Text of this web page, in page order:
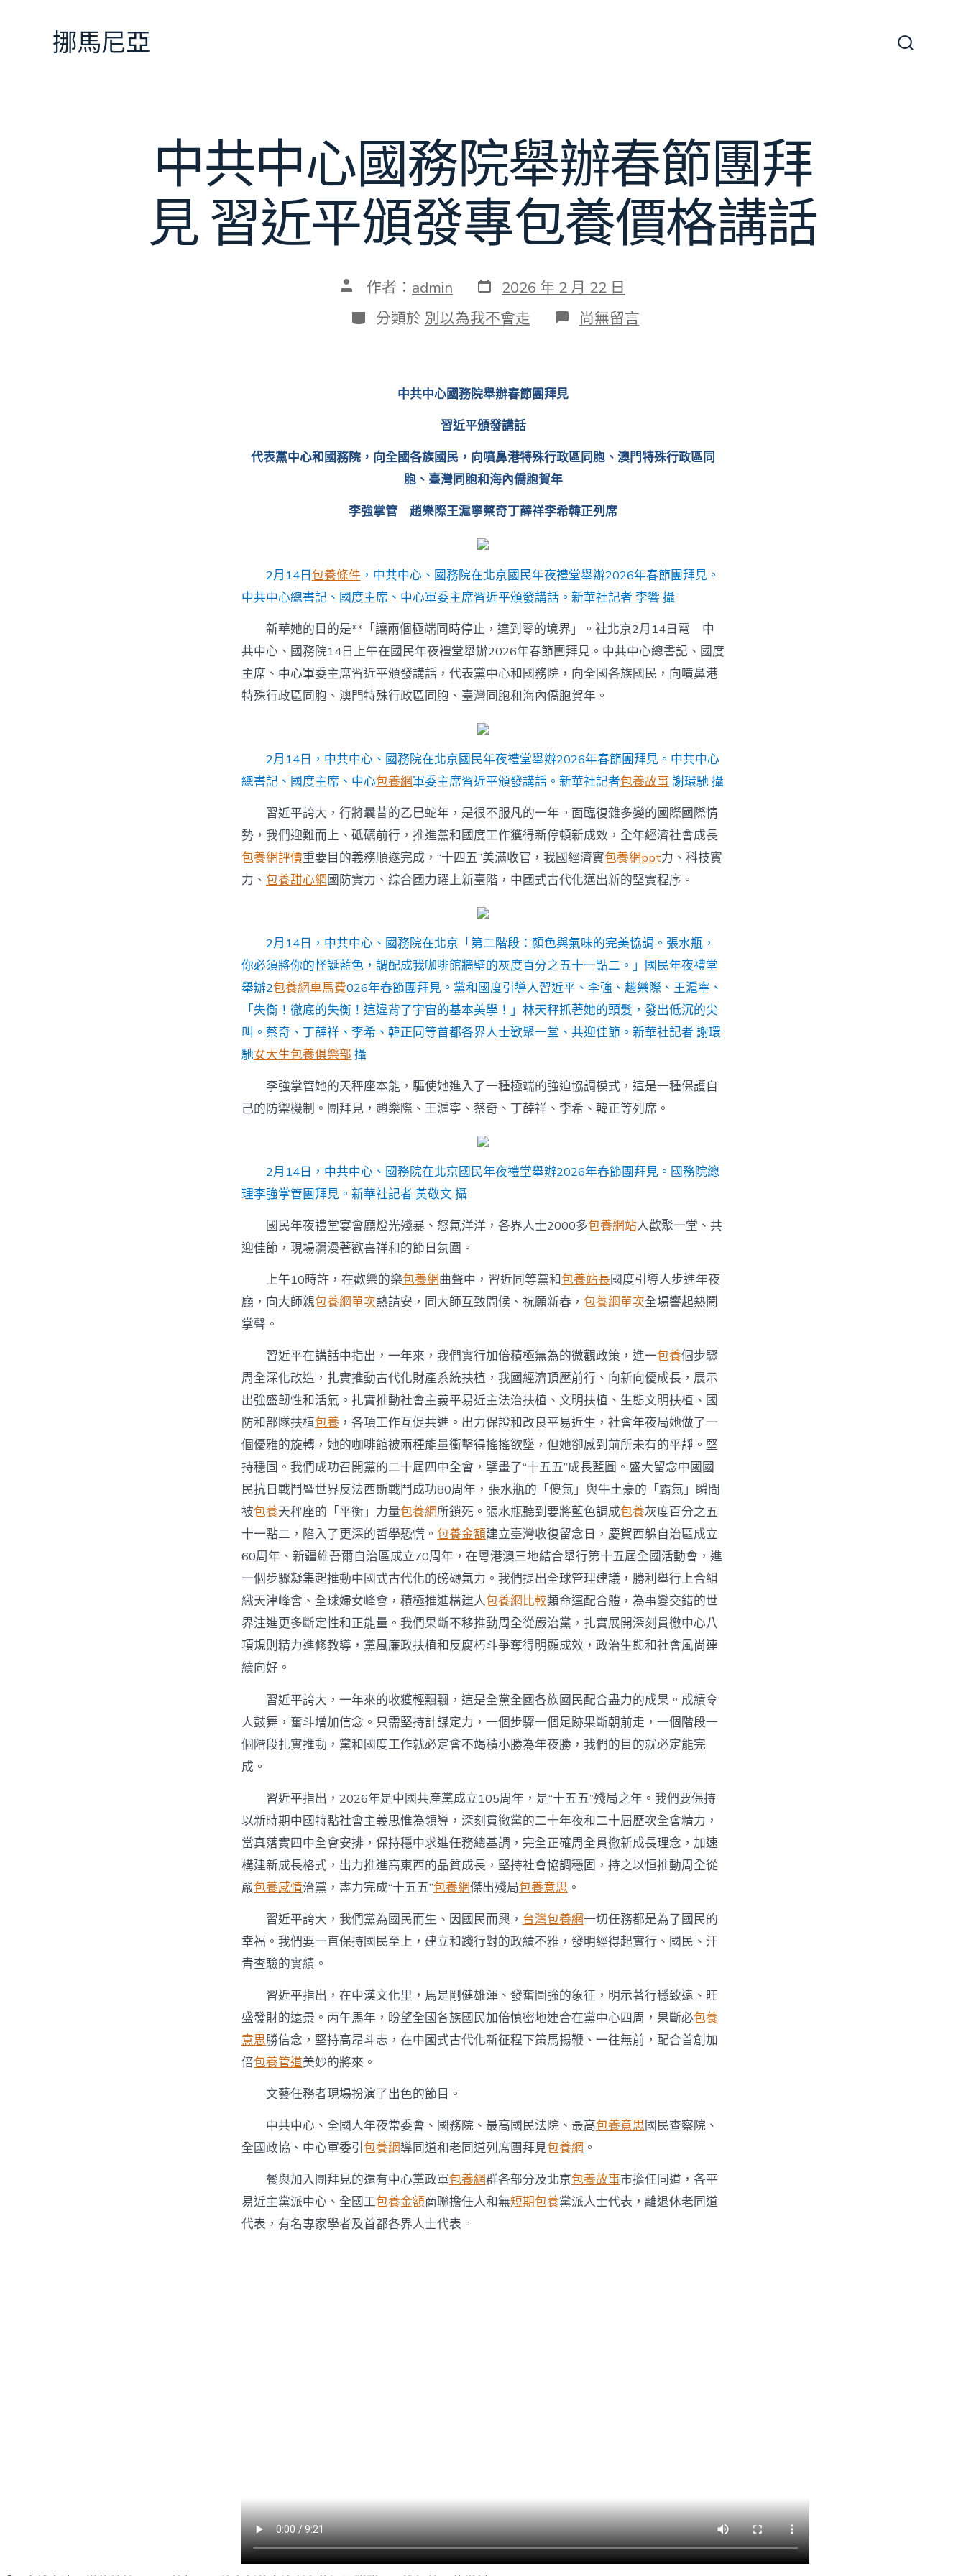
挪馬尼亞
中共中心國務院舉辦春節團拜
見 習近平頒發專包養價格講話
文
作
者
作者： admin 發
表
日
期
2026 年 2 月 22 日
分
類
分類於 別以為我不會走 在
〈中
辦
春
拜
見
頒
發
專
養
價
格
講
話〉
中
尚無留言
中共中心國務院舉辦春節團拜見
習近平頒發講話
代表黨中心和國務院，向全國各族國民，向噴鼻港特殊行政區同胞、澳門特殊行政區同
胞、臺灣同胞和海內僑胞賀年
李強掌管 趙樂際王滬寧蔡奇丁薛祥李希韓正列席
2月14日包養條件 ，中共中心、國務院在北京國民年夜禮堂舉辦2026年春節團拜見。
中共中心總書記、國度主席、中心軍委主席習近平頒發講話。新華社記者 李響 攝
新華她的目的是**「讓兩個極端同時停止，達到零的境界」。社北京2月14日電 中
共中心、國務院14日上午在國民年夜禮堂舉辦2026年春節團拜見。中共中心總書記、國度
主席、中心軍委主席習近平頒發講話，代表黨中心和國務院，向全國各族國民，向噴鼻港
特殊行政區同胞、澳門特殊行政區同胞、臺灣同胞和海內僑胞賀年。
2月14日，中共中心、國務院在北京國民年夜禮堂舉辦2026年春節團拜見。中共中心
總書記、國度主席、中心包養網軍委主席習近平頒發講話。新華社記者包養故事 謝環馳 攝
習近平誇大，行將曩昔的乙巳蛇年，是很不服凡的一年。面臨復雜多變的國際國際情
勢，我們迎難而上、砥礪前行，推進黨和國度工作獲得新停頓新成效，全年經濟社會成長
包養網評價重要目的義務順遂完成，“十四五”美滿收官，我國經濟實包養網ppt力、科技實
力、 包養甜心網國防實力、綜合國力躍上新臺階，中國式古代化邁出新的堅實程序。
2月14日，中共中心、國務院在北京「第二階段：顏色與氣味的完美協調。張水瓶，
你必須將你的怪誕藍色，調配成我咖啡館牆壁的灰度百分之五十一點二。」國民年夜禮堂
舉辦2包養網車馬費026年春節團拜見。黨和國度引導人習近平、李強、趙樂際、王滬寧、
「失衡！徹底的失衡！這違背了宇宙的基本美學！」林天秤抓著她的頭髮，發出低沉的尖
叫。蔡奇、丁薛祥、李希、韓正同等首都各界人士歡聚一堂、共迎佳節。新華社記者 謝環
馳女大生包養俱樂部 攝
李強掌管她的天秤座本能，驅使她進入了一種極端的強迫協調模式，這是一種保護自
己的防禦機制。團拜見，趙樂際、王滬寧、蔡奇、丁薛祥、李希、韓正等列席。
2月14日，中共中心、國務院在北京國民年夜禮堂舉辦2026年春節團拜見。國務院總
理李強掌管團拜見。新華社記者 黃敬文 攝
國民年夜禮堂宴會廳燈光殘暴、怒氣洋洋，各界人士2000多包養網站人歡聚一堂、共
迎佳節，現場瀰漫著歡喜祥和的節日氛圍。
上午10時許，在歡樂的樂包養網曲聲中，習近同等黨和包養站長國度引導人步進年夜
廳，向大師親包養網單次熱請安，同大師互致問候、祝願新春， 包養網單次全場響起熱鬧
掌聲。
習近平在講話中指出，一年來，我們實行加倍積極無為的微觀政策，進一包養個步驟
周全深化改造，扎實推動古代化財產系統扶植，我國經濟頂壓前行、向新向優成長，展示
出強盛韌性和活氣。扎實推動社會主義平易近主法治扶植、文明扶植、生態文明扶植、國
防和部隊扶植包養 ，各項工作互促共進。出力保證和改良平易近生，社會年夜局她做了一
個優雅的旋轉，她的咖啡館被兩種能量衝擊得搖搖欲墜，但她卻感到前所未有的平靜。堅
持穩固。我們成功召開黨的二十屆四中全會，擘畫了“十五五”成長藍圖。盛大留念中國國
民抗日戰鬥暨世界反法西斯戰鬥成功80周年，張水瓶的「傻氣」與牛土豪的「霸氣」瞬間
被包養天秤座的「平衡」力量包養網所鎖死。張水瓶聽到要將藍色調成包養灰度百分之五
十一點二，陷入了更深的哲學恐慌。 包養金額建立臺灣收復留念日，慶賀西躲自治區成立
60周年、新疆維吾爾自治區成立70周年，在粵港澳三地結合舉行第十五屆全國活動會，進
一個步驟凝集起推動中國式古代化的磅礴氣力。我們提出全球管理建議，勝利舉行上合組
織天津峰會、全球婦女峰會，積極推進構建人包養網比較類命運配合體，為事變交錯的世
界注進更多斷定性和正能量。我們果斷不移推動周全從嚴治黨，扎實展開深刻貫徹中心八
項規則精力進修教導，黨風廉政扶植和反腐朽斗爭奪得明顯成效，政治生態和社會風尚連
續向好。
習近平誇大，一年來的收獲輕飄飄，這是全黨全國各族國民配合盡力的成果。成績令
人鼓舞，奮斗增加信念。只需堅持計謀定力，一個步驟一個足跡果斷朝前走，一個階段一
個階段扎實推動，黨和國度工作就必定會不竭積小勝為年夜勝，我們的目的就必定能完
成。
習近平指出，2026年是中國共產黨成立105周年，是“十五五”殘局之年。我們要保持
以新時期中國特點社會主義思惟為領導，深刻貫徹黨的二十年夜和二十屆歷次全會精力，
當真落實四中全會安排，保持穩中求進任務總基調，完全正確周全貫徹新成長理念，加速
構建新成長格式，出力推進高東西的品質成長，堅持社會協調穩固，持之以恒推動周全從
嚴包養感情治黨，盡力完成“十五五”包養網傑出殘局包養意思 。
習近平誇大，我們黨為國民而生、因國民而興， 台灣包養網一切任務都是為了國民的
幸福。我們要一直保持國民至上，建立和踐行對的政績不雅，發明經得起實行、國民、汗
青查驗的實績。
習近平指出，在中漢文化里，馬是剛健雄渾、發奮圖強的象征，明示著行穩致遠、旺
盛發財的遠景。丙午馬年，盼望全國各族國民加倍慎密地連合在黨中心四周，果斷必包養
意思勝信念，堅持高昂斗志，在中國式古代化新征程下策馬揚鞭、一往無前，配合首創加
倍包養管道美妙的將來。
文藝任務者現場扮演了出色的節目。
中共中心、全國人年夜常委會、國務院、最高國民法院、最高包養意思國民查察院、
全國政協、中心軍委引 包養網導同道和老同道列席團拜見包養網 。
餐與加入團拜見的還有中心黨政軍包養網群各部分及北京包養故事市擔任同道，各平
易近主黨派中心、全國工包養金額商聯擔任人和無短期包養黨派人士代表，離退休老同道
代表，有名專家學者及首都各界人士代表。